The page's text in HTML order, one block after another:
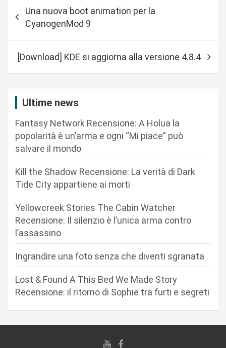
Una nuova boot animation per la
CyanogenMod 9
[Download] KDE si aggiorna alla versione 4.8.4
Ultime news
Fantasy Network Recensione: A Holua la
popolarità è un’arma e ogni “Mi piace” può
salvare il mondo
Kill the Shadow Recensione: La verità di Dark
Tide City appartiene ai morti
Yellowcreek Stories The Cabin Watcher
Recensione: Il silenzio è l’unica arma contro
l’assassino
Ingrandire una foto senza che diventi sgranata
Lost & Found A This Bed We Made Story
Recensione: il ritorno di Sophie tra furti e segreti